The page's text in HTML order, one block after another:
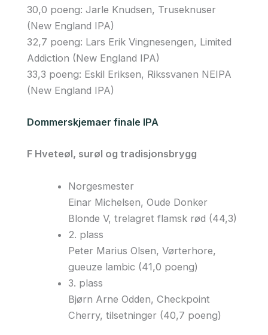
30,0 poeng: Jarle Knudsen, Truseknuser
(New England IPA)
32,7 poeng: Lars Erik Vingnesengen, Limited
Addiction (New England IPA)
33,3 poeng: Eskil Eriksen, Rikssvanen NEIPA
(New England IPA)
Dommerskjemaer finale IPA
F Hveteøl, surøl og tradisjonsbrygg
Norgesmester
Einar Michelsen, Oude Donker
Blonde V, trelagret flamsk rød (44,3)
2. plass
Peter Marius Olsen, Vørterhore,
gueuze lambic (41,0 poeng)
3. plass
Bjørn Arne Odden, Checkpoint
Cherry, tilsetninger (40,7 poeng)